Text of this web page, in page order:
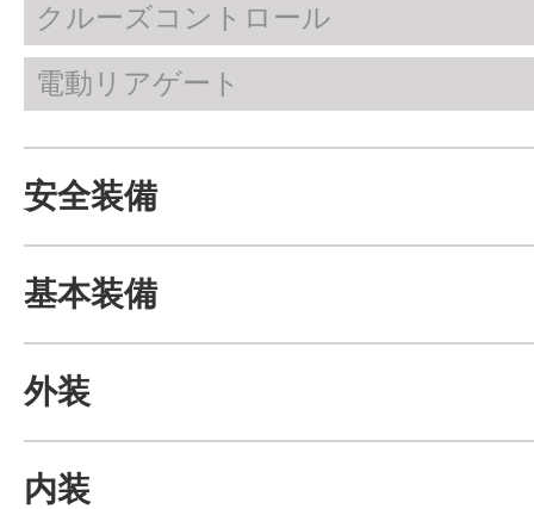
クルーズコントロール
電動リアゲート
安全装備
基本装備
外装
内装